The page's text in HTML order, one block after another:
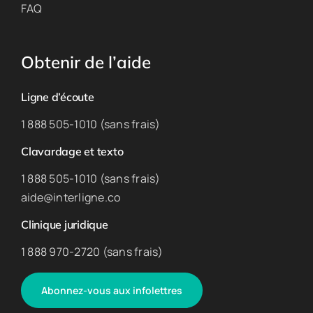
FAQ
Obtenir de l’aide
Ligne d’écoute
1 888 505-1010 (sans frais)
Clavardage et texto
1 888 505-1010 (sans frais)
aide@interligne.co
Clinique juridique
1 888 970-2720 (sans frais)
Abonnez-vous aux infolettres